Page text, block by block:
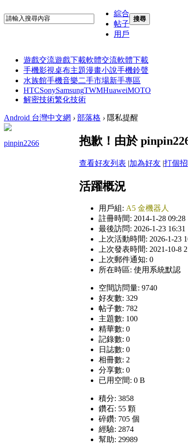
綜合
帖子
用戶
搜尋
遊戲交流遊戲下載軟體交流軟體下載
手機影視桌布主題漫畫小說手機鈴聲
水族館手機音樂二手市場新手專區
HTCSonySamsungTWMHuaweiMOTO
解密技術繁化技術
Android 台灣中文網 › 部落格 › 隱私提醒
pinpin2266 抱歉！由於
查看好友列表 |加為好友 |打個
活躍概況
用戶組: A5 金機器人
註冊時間: 2014-1-28 09:28
最後訪問: 2026-1-23 16:31
上次活動時間: 2026-1-23
上次發表時間: 2021-10-8
上次郵件通知: 0
所在時區: 使用系統默認
空間訪問量: 9740
好友數: 329
帖子數: 782
主題數: 100
精華數: 0
記錄數: 0
日誌數: 0
相冊數: 2
分享數: 0
已用空間: 0 B
積分: 3858
鑽石: 55 顆
碎鑽: 705 個
經驗: 2874
幫助: 29989